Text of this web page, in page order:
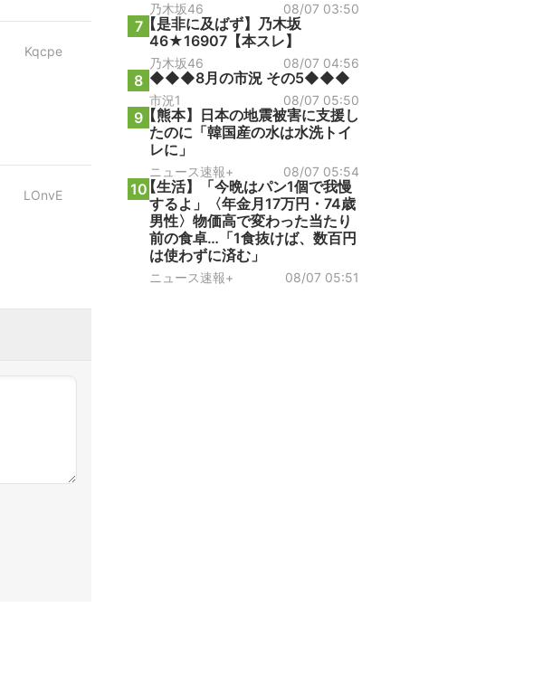
Kqcpe
LOnvE
乃木坂46 08/07 03:50
7【是非に及ばず】乃木坂
46★16907【本スレ】
乃木坂46 08/07 04:56
8 ◆◆◆8月の市況 その5◆◆◆
市況1 08/07 05:50
9【熊本】日本の地震被害に支援し
たのに「韓国産の水は水洗トイ
レに」
ニュース速報+ 08/07 05:54
10【生活】「今晩はパン1個で我慢
するよ」〈年金月17万円・74歳
男性〉物価高で変わった当たり
前の食卓…「1食抜けば、数百円
は使わずに済む」
ニュース速報+ 08/07 05:51